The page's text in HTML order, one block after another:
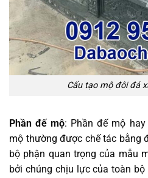
Cấu tạo mộ đôi đá
Phần đế mộ: Phần đế mộ
mộ thường được chế tác bằng
bộ phận quan trọng của mẫu
bởi chúng chịu lực của toàn